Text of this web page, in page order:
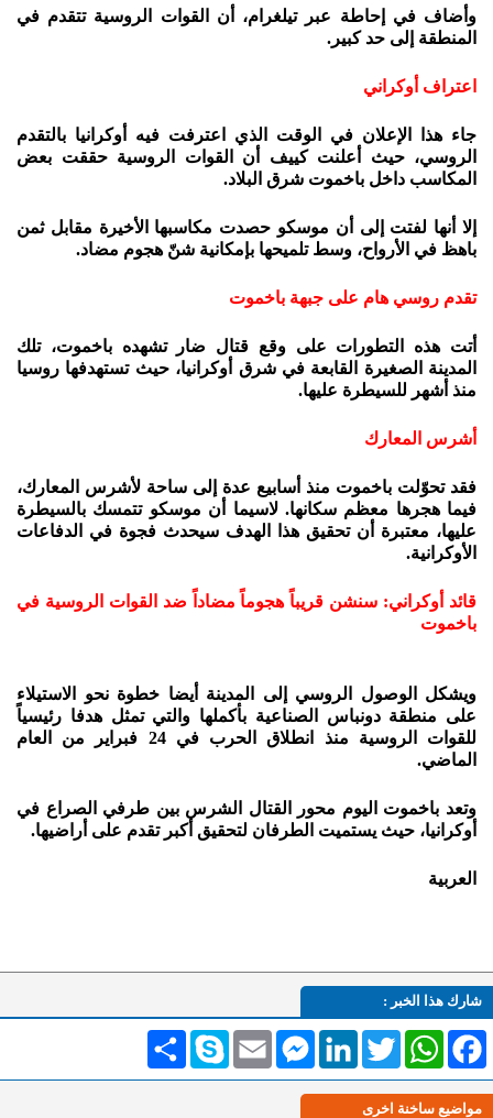
وأضاف في إحاطة عبر تيلغرام، أن القوات الروسية تتقدم في
المنطقة إلى حد كبير.
اعتراف أوكراني
جاء هذا الإعلان في الوقت الذي اعترفت فيه أوكرانيا بالتقدم
الروسي، حيث أعلنت كييف أن القوات الروسية حققت بعض
المكاسب داخل باخموت شرق البلاد.
إلا أنها لفتت إلى أن موسكو حصدت مكاسبها الأخيرة مقابل ثمن
باهظ في الأرواح، وسط تلميحها بإمكانية شنّ هجوم مضاد.
تقدم روسي هام على جبهة باخموت
أتت هذه التطورات على وقع قتال ضار تشهده باخموت، تلك
المدينة الصغيرة القابعة في شرق أوكرانيا، حيث تستهدفها روسيا
منذ أشهر للسيطرة عليها.
أشرس المعارك
فقد تحوّلت باخموت منذ أسابيع عدة إلى ساحة لأشرس المعارك،
فيما هجرها معظم سكانها. لاسيما أن موسكو تتمسك بالسيطرة
عليها، معتبرة أن تحقيق هذا الهدف سيحدث فجوة في الدفاعات
الأوكرانية.
قائد أوكراني: سنشن قريباً هجوماً مضاداً ضد القوات الروسية في
باخموت
ويشكل الوصول الروسي إلى المدينة أيضا خطوة نحو الاستيلاء
على منطقة دونباس الصناعية بأكملها والتي تمثل هدفا رئيسياً
للقوات الروسية منذ انطلاق الحرب في 24 فبراير من العام
الماضي.
وتعد باخموت اليوم محور القتال الشرس بين طرفي الصراع في
أوكرانيا، حيث يستميت الطرفان لتحقيق أكبر تقدم على أراضيها.
العربية
شارك هذا الخبر :
انشر Skype Email
MessengerLinkedInTwitterWhatsAppFacebook
مواضيع ساخنة اخرى